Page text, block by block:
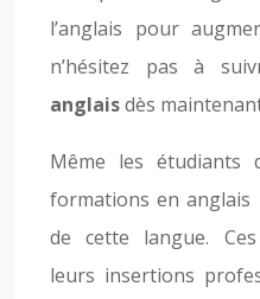
l’anglais pour
n’hésitez pas à
anglaisdès
Même les étudiants
formations en anglais
de cette langue.
leurs insertions